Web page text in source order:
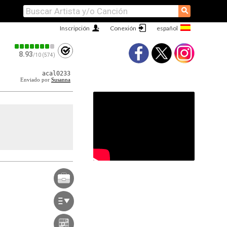
⚲
Conexión
Inscripción
8.93/10 (574)
acal0233
Enviado por Susanna